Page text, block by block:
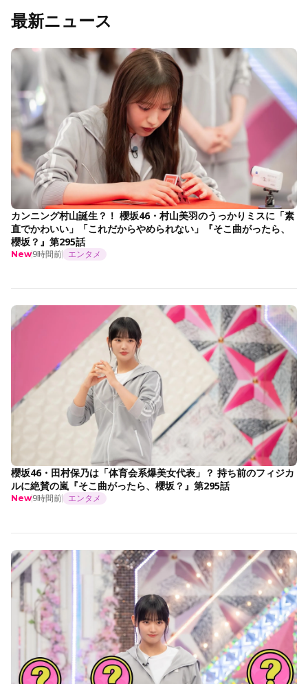
最新ニュース
カンニング村山誕生？！ 櫻坂46・村山美羽のうっかりミスに「素
直でかわいい」「これだからやめられない」『そこ曲がったら、
櫻坂？』第295話
New9時間前 エンタメ
櫻坂46・田村保乃は「体育会系爆美女代表」？ 持ち前のフィジカ
ルに絶賛の嵐『そこ曲がったら、櫻坂？』第295話
New9時間前 エンタメ